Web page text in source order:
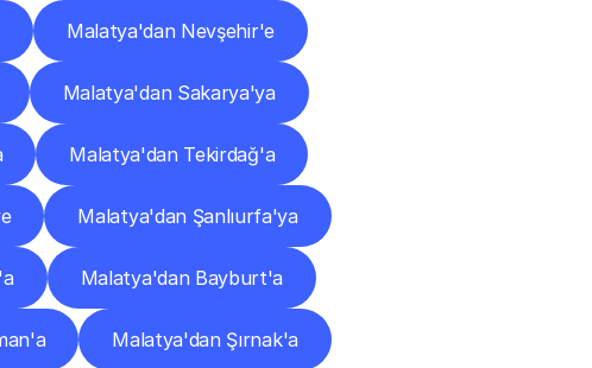
Malatya'dan Nevşehir'e
Malatya'dan Sakarya'ya
Malatya'dan Tekirdağ'a
Malatya'dan Şanlıurfa'ya
Malatya'dan Bayburt'a
Malatya'dan Şırnak'a